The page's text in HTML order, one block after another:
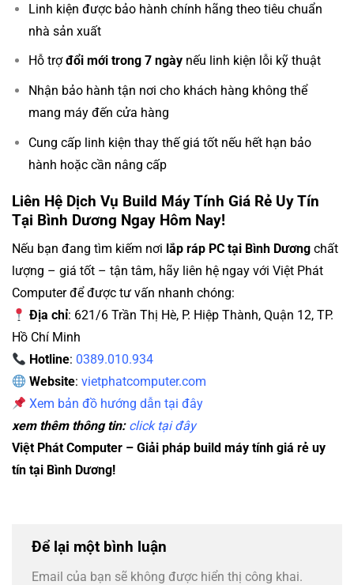
Linh kiện được bảo hành chính hãng theo tiêu chuẩn
nhà sản xuất
Hỗ trợđổi mới trong 7 ngàynếu linh kiện lỗi kỹ thuật
Nhận bảo hành tận nơi cho khách hàng không thể
mang máy đến cửa hàng
Cung cấp linh kiện thay thế giá tốt nếu hết hạn bảo
hành hoặc cần nâng cấp
Liên Hệ Dịch Vụ Build Máy Tính Giá Rẻ Uy Tín
Tại Bình Dương Ngay Hôm Nay!
Nếu bạn đang tìm kiếm nơi lắp ráp PC tại Bình Dương chất
lượng – giá tốt – tận tâm, hãy liên hệ ngay với Việt Phát
Computer để được tư vấn nhanh chóng:
Địa chỉ: 621/6 Trần Thị Hè, P. Hiệp Thành, Quận 12, TP.
Hồ Chí Minh
Hotline: 0389.010.934
Website:vietphatcomputer.com
Xem bản đồ hướng dẫn tại đây
xem thêm thông tin: click tại đây
Việt Phát Computer – Giải pháp build máy tính giá rẻ uy
tín tại Bình Dương!
Để lại một bình luận
Email của bạn sẽ không được hiển thị công khai.